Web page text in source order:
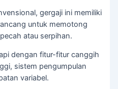
gergaji ini memiliki
untuk memotong
atau serpihan.
dengan fitur-fitur canggih
sistem pengumpulan
variabel.